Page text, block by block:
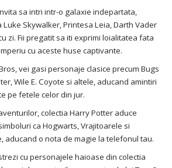
sa intri intr-o galaxie indepartata,
Skywalker, Printesa Leia, Darth Vader
zi. Fii pregatit sa iti exprimi loialitatea fata
cu aceste huse captivante.
vei gasi personaje clasice precum Bugs
Wile E. Coyote si altele, aducand amintiri
pe fetele celor din jur.
colectia Harry Potter aduce
ca Hogwarts, Vrajitoarele si
aducand o nota de magie la telefonul tau.
cu personajele haioase din colectia